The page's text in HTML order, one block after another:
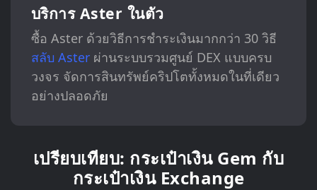
บริการ Aster ในตัว
ซื้อ Aster ด้วยวิธีการชำระเงินมากกว่า 30 วิธี
สลับ Asterผ่านระบบรวมศูนย์ DEX แบบครบ
วงจร จัดการสินทรัพย์คริปโตทั้งหมดในที่เดียว
อย่างปลอดภัย
เปรียบเทียบ: กระเป๋าเงิน Gem กับ
กระเป๋าเงิน Exchange